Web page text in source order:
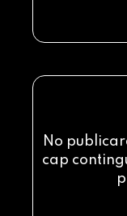
No
cap